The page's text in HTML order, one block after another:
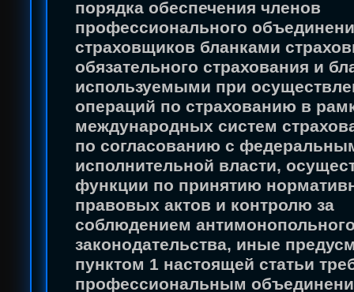
порядка обеспечения членов
профессионального
страховщиков бланками
обязательного страхования и
используемыми при
операций по страхованию в
международных систем
по согласованию с
исполнительной власти,
функции по принятию
правовых актов и контролю за
соблюдением
законодательства, иные
пунктом 1 настоящей статьи
профессиональным